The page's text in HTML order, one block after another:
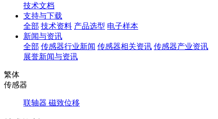
技术文档
支持与下载
全部 技术资料 产品选型 电子样本
新闻与资讯
全部 传感器行业新闻 传感器相关资讯 传感器产业资讯
展誉新闻与资讯
繁体
传感器
联轴器 磁致位移